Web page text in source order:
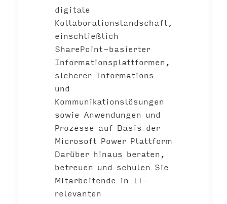
digitale
Kollaborationslandschaft,
einschließlich
SharePoint-basierter
Informationsplattformen,
sicherer Informations-
und
Kommunikationslösungen
sowie Anwendungen und
Prozesse auf Basis der
Microsoft Power Plattform
Darüber hinaus beraten,
betreuen und schulen Sie
Mitarbeitende in IT-
relevanten